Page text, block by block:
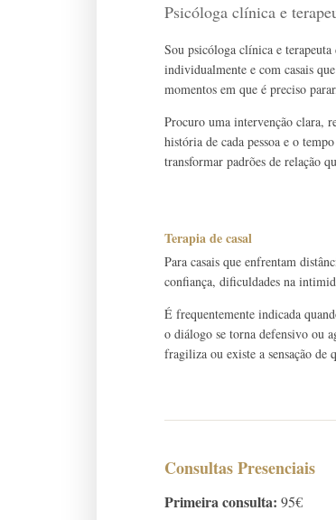
Psicóloga clínica e
Sou psicóloga clínica e
individualmente e com casais
momentos em que é preciso
Procuro uma intervenção clara,
história de cada pessoa e o
transformar padrões de relação
Terapia de casal
Para casais que enfrentam
confiança, dificuldades na
É frequentemente indicada
o diálogo se torna defensivo ou
fragiliza ou existe a sensação de
Consultas Presenciais
Primeira consulta: 95€